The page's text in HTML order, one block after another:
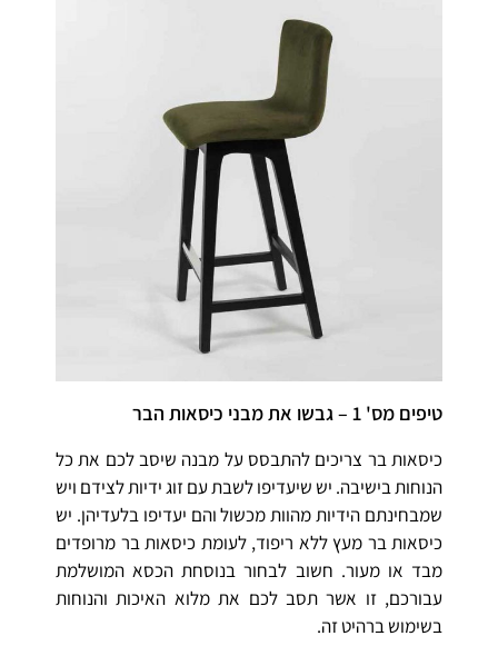
טיפים מס' 1 – גבשו את מבני כיסאות הבר
כיסאות בר צריכים להתבסס על מבנה שיסב לכם את כל
הנוחות בישיבה. יש שיעדיפו לשבת עם זוג ידיות לצידם ויש
שמבחינתם הידיות מהוות מכשול והם יעדיפו בלעדיהן. יש
כיסאות בר מעץ ללא ריפוד, לעומת כיסאות בר מרופדים
מבד או מעור. חשוב לבחור בנוסחת הכסא המושלמת
עבורכם, זו אשר תסב לכם את מלוא האיכות והנוחות
בשימוש ברהיט זה.